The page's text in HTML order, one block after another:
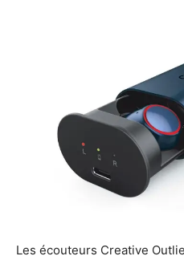
Les écouteurs Creative